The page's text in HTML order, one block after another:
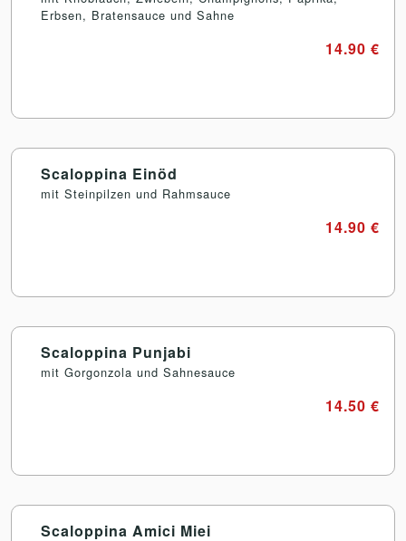
Erbsen, Bratensauce und Sahne
14.90 €
Scaloppina Einöd
mit Steinpilzen und Rahmsauce
14.90 €
Scaloppina Punjabi
mit Gorgonzola und Sahnesauce
14.50 €
Scaloppina Amici Miei